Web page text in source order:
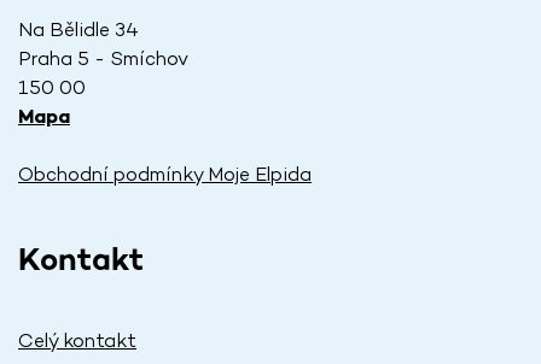
Na Bělidle 34
Praha 5 - Smíchov
150 00
Mapa
Obchodní podmínky Moje Elpida
Kontakt
Celý kontakt